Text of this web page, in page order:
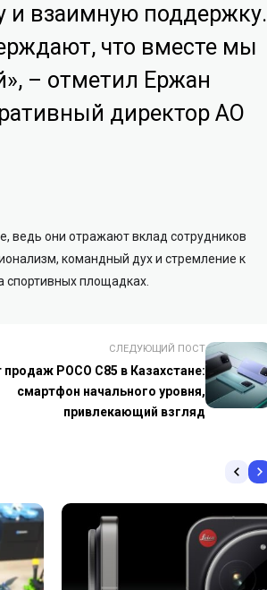
и взаимную поддержку.
что вместе мы
– отметил Ержан
директор АО
ведь они отражают вклад сотрудников
командный дух и стремление к
спортивных площадках.
СЛЕДУЮЩИЙ ПОСТ
продаж POCO C85 в Казахстане:
смартфон начального уровня,
привлекающий взгляд